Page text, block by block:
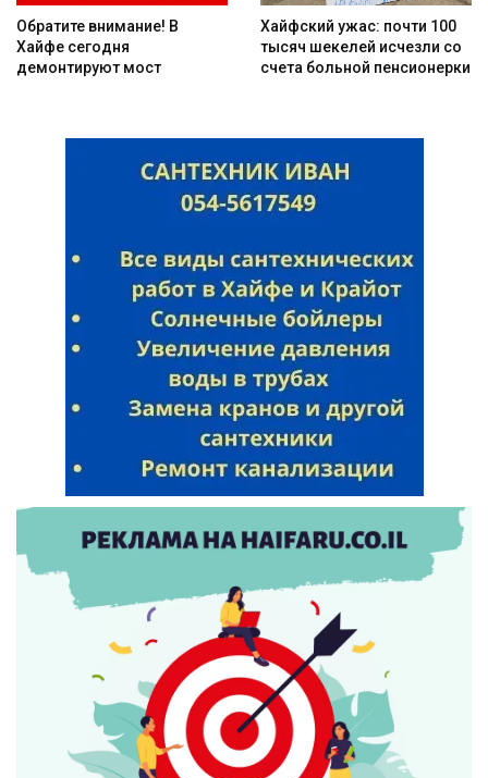
Обратите внимание! В
Хайфе сегодня
демонтируют мост
Хайфский ужас: почти 100
тысяч шекелей исчезли со
счета больной пенсионерки